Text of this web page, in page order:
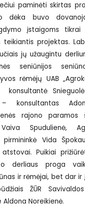
paminėti skirtas
dėka buvo
įstaigoms tikrai
teikiantis projektas.
jų užaugintu
seniūnijos
rėmėjų UAB
– konsultantas
rajono paramos
Spudulienė,
pirmininkė Vida
atstovai. Puikiai
derliaus proga
ir rėmėjai, bet dar ir
ŽŪR
Noreikienė.